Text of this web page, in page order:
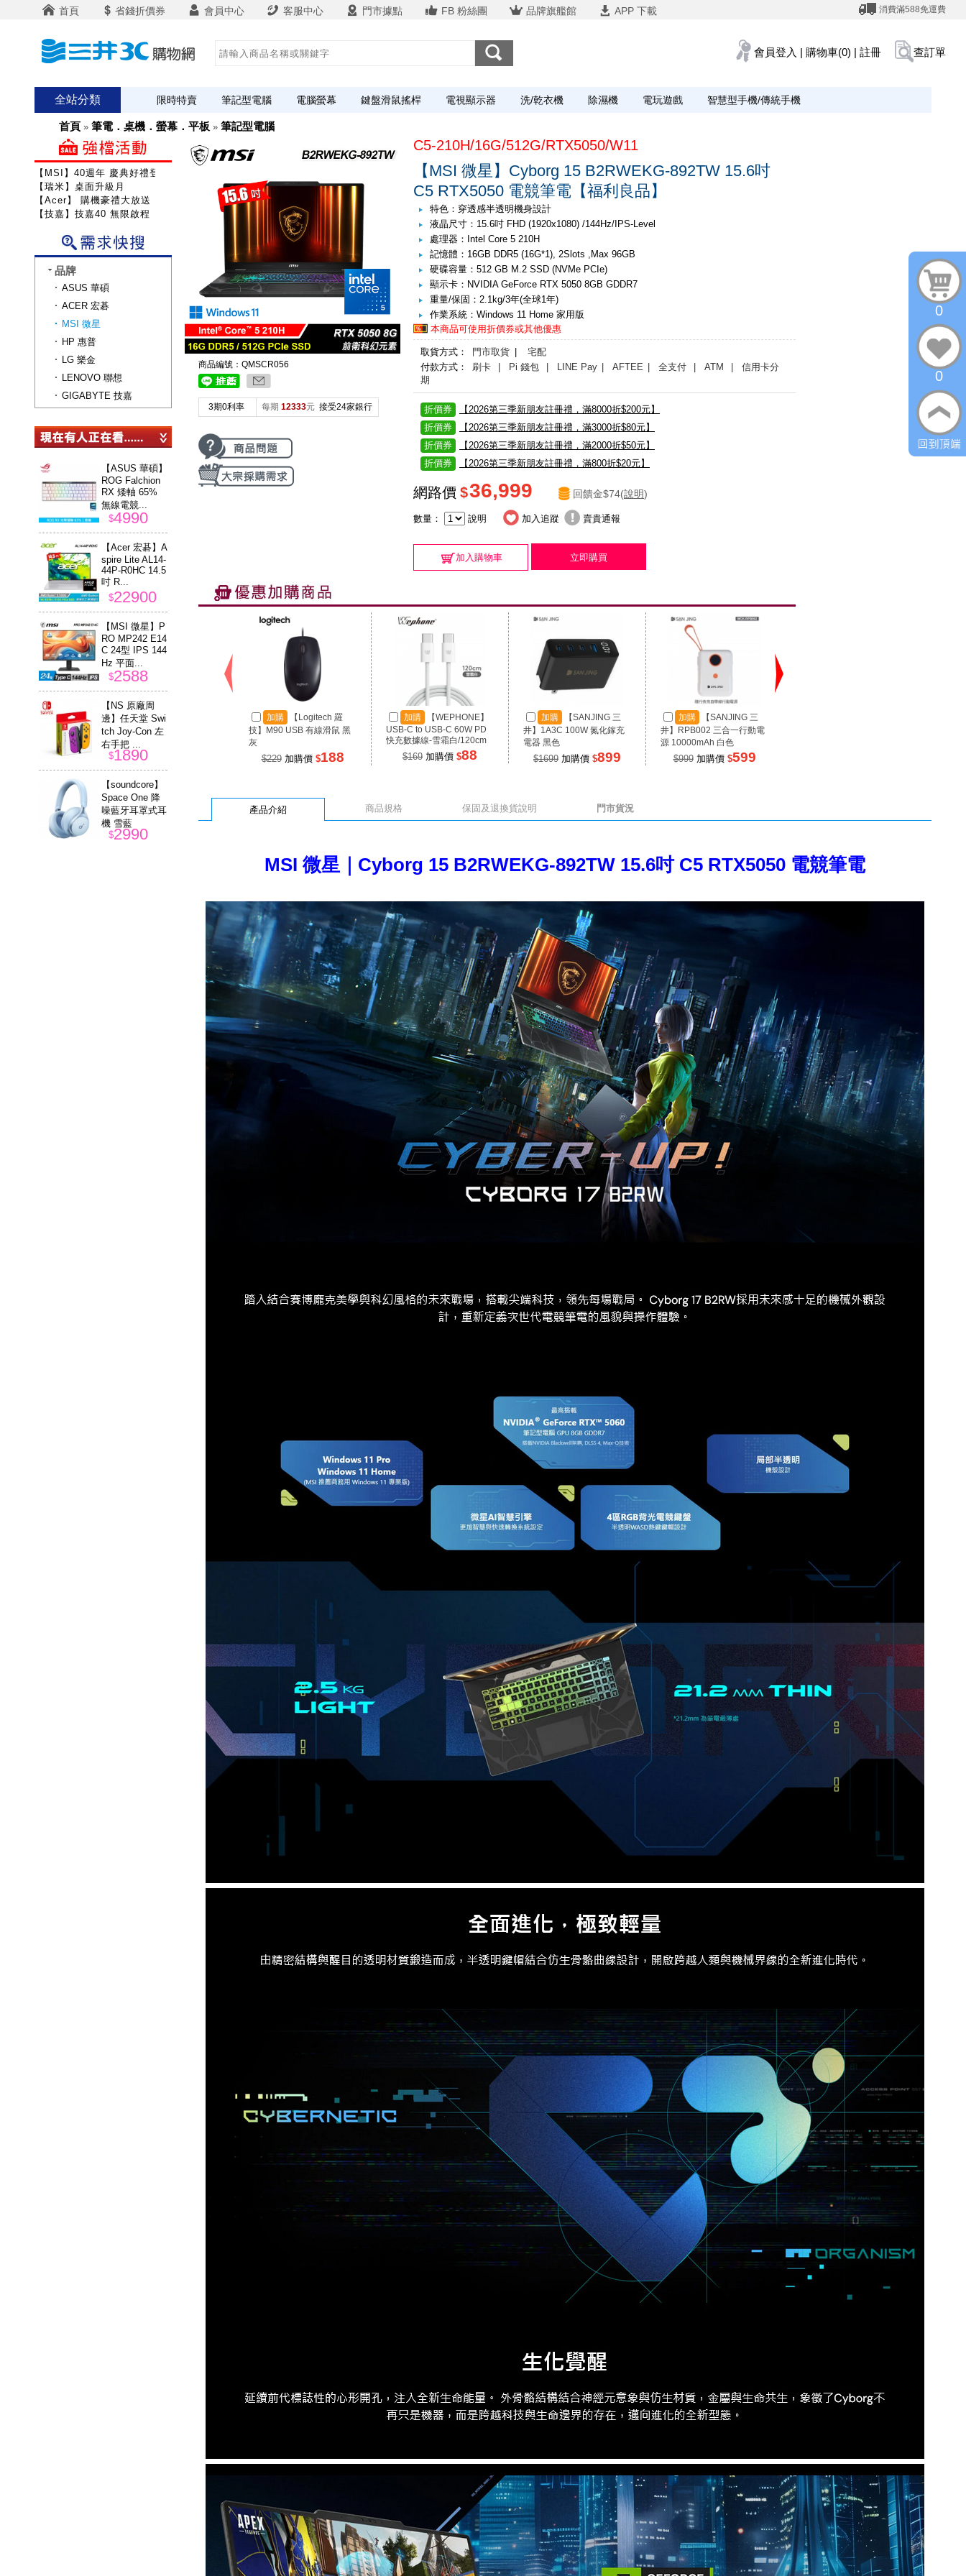
首頁 省錢折價券 會員中心 客服中心 門市據點 FB 粉絲團 品牌旗艦館 APP 下載 消費滿588免運費
會員登入 | 購物車(0) | 註冊 查訂單
全站分類 限時特賣 筆記型電腦 電腦螢幕 鍵盤滑鼠搖桿 電視顯示器 洗/乾衣機 除濕機 電玩遊戲 智慧型手機/傳統手機
首頁 » 筆電．桌機．螢幕．平板 » 筆記型電腦
商品編號：QMSCR056
3期0利率 每期 12333元 接受24家銀行
C5-210H/16G/512G/RTX5050/W11
【MSI 微星】Cyborg 15 B2RWEKG-892TW 15.6吋
C5 RTX5050 電競筆電【福利良品】
特色：穿透感半透明機身設計
液晶尺寸：15.6吋 FHD (1920x1080) /144Hz/IPS-Level
處理器：Intel Core 5 210H
記憶體：16GB DDR5 (16G*1), 2Slots ,Max 96GB
硬碟容量：512 GB M.2 SSD (NVMe PCIe)
顯示卡：NVIDIA GeForce RTX 5050 8GB GDDR7
重量/保固：2.1kg/3年(全球1年)
作業系統：Windows 11 Home 家用版
本商品可使用折價券或其他優惠
取貨方式： 門市取貨
宅配
付款方式：
刷卡 | Pi 錢包 | LINE Pay | AFTEE | 全支付 | ATM
| 信用卡分
期
折價券
【2026第三季新朋友註冊禮，滿8000折$200元】
折價券
【2026第三季新朋友註冊禮，滿3000折$80元】
折價券
【2026第三季新朋友註冊禮，滿2000折$50元】
折價券
【2026第三季新朋友註冊禮，滿800折$20元】
網路價 $36,999 回饋金$74(說明)
數量： 說明 加入追蹤 賣貴通報
加入購物車 立即購買
加購
【Logitech 羅
技】M90 USB 有線滑鼠 黑
灰
$229加購價 $188
加購
【WEPHONE】
USB-C to USB-C 60W PD
快充數據線-雪霜白/120cm
$169 加購價 $88
加購
【SANJING 三
井】1A3C 100W 氮化鎵充
電器 黑色
$1699 加購價 $899
加購
【SANJING 三
井】RPB002 三合一行動電
源 10000mAh 白色
$999加購價 $599
產品介紹 商品規格 保固及退換貨說明 門市貨況
MSI 微星｜Cyborg 15 B2RWEKG-892TW 15.6吋 C5 RTX5050 電競筆電
【MSI】40週年 慶典好禮登錄送
【瑞米】桌面升級月
【Acer】 購機豪禮大放送
【技嘉】技嘉40 無限啟程
品牌
ASUS 華碩
ACER 宏碁
MSI 微星
HP 惠普
LG 樂金
LENOVO 聯想
GIGABYTE 技嘉
【ASUS 華碩】
ROG Falchion
RX 矮軸 65%
無線電競...
$4990
【Acer 宏碁】A
spire Lite AL14-
44P-R0HC 14.5
吋 R...
$22900
【MSI 微星】P
RO MP242 E14
C 24型 IPS 144
Hz 平面...
$2588
【NS 原廠周
邊】任天堂 Swi
tch Joy-Con 左
右手把 ...
$1890
【soundcore】
Space One 降
噪藍牙耳罩式耳
機 雪藍
$2990
0
0